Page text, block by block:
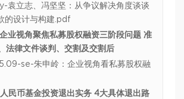
袁立志、冯坚坚：从争议解决角度谈谈
的设计与构建.pdf
业视角聚焦私募股权融资三阶段问题 准
法律文件谈判、交割及交割后
se-朱申岭：企业视角看私募股权融
民币基金投资退出实务 4大具体退出路